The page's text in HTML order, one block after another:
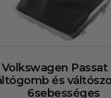
Volkswagen Passat
és
6sebességes